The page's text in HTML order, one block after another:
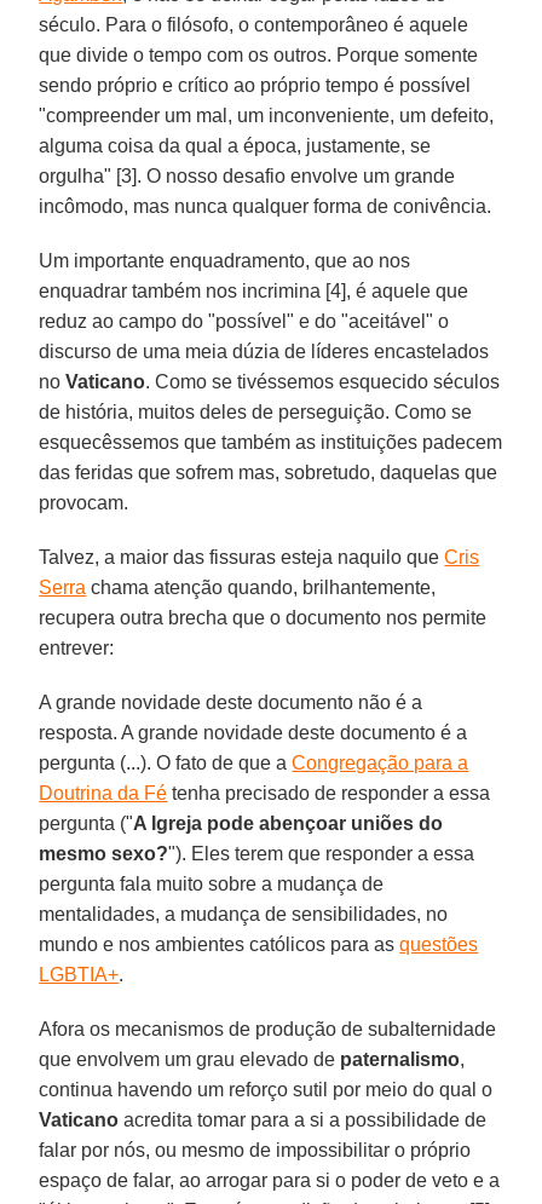
século. Para o filósofo, o contemporâneo é aquele
que divide o tempo com os outros. Porque somente
sendo próprio e crítico ao próprio tempo é possível
"compreender um mal, um inconveniente, um defeito,
alguma coisa da qual a época, justamente, se
orgulha" [3]. O nosso desafio envolve um grande
incômodo, mas nunca qualquer forma de conivência.
Um importante enquadramento, que ao nos
enquadrar também nos incrimina [4], é aquele que
reduz ao campo do "possível" e do "aceitável" o
discurso de uma meia dúzia de líderes encastelados
noVaticano. Como se tivéssemos esquecido séculos
de história, muitos deles de perseguição. Como se
esquecêssemos que também as instituições padecem
das feridas que sofrem mas, sobretudo, daquelas que
provocam.
Talvez, a maior das fissuras esteja naquilo queCris
Serra chama atenção quando, brilhantemente,
recupera outra brecha que o documento nos permite
entrever:
A grande novidade deste documento não é a
resposta. A grande novidade deste documento é a
pergunta (...). O fato de que aCongregação para a
Doutrina da Fé tenha precisado de responder a essa
pergunta ("A Igreja pode abençoar uniões do
mesmo sexo?"). Eles terem que responder a essa
pergunta fala muito sobre a mudança de
mentalidades, a mudança de sensibilidades, no
mundo e nos ambientes católicos para asquestões
LGBTIA+.
Afora os mecanismos de produção de subalternidade
que envolvem um grau elevado de paternalismo,
continua havendo um reforço sutil por meio do qual o
Vaticano acredita tomar para a si a possibilidade de
falar por nós, ou mesmo de impossibilitar o próprio
espaço de falar, ao arrogar para si o poder de veto e a